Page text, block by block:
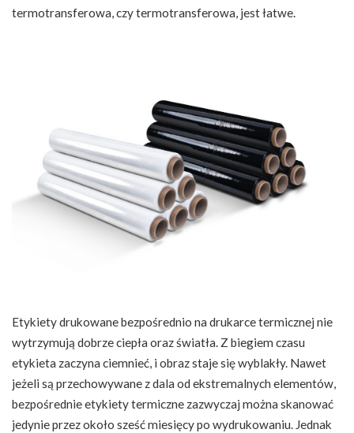
termotransferowa, czy termotransferowa, jest łatwe.
Etykiety drukowane bezpośrednio na drukarce termicznej nie
wytrzymują dobrze ciepła oraz światła. Z biegiem czasu
etykieta zaczyna ciemnieć, i obraz staje się wyblakły. Nawet
jeżeli są przechowywane z dala od ekstremalnych elementów,
bezpośrednie etykiety termiczne zazwyczaj można skanować
jedynie przez około sześć miesięcy po wydrukowaniu. Jednak